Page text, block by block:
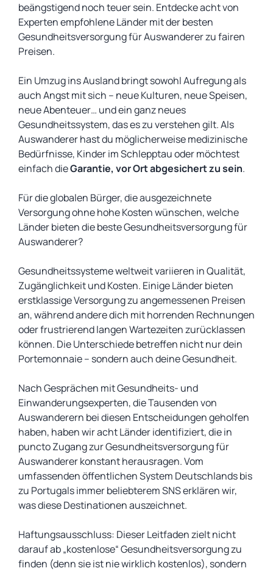
beängstigend noch teuer sein. Entdecke acht von
Experten empfohlene Länder mit der besten
Gesundheitsversorgung für Auswanderer zu fairen
Preisen.
Ein Umzug ins Ausland bringt sowohl Aufregung als
auch Angst mit sich – neue Kulturen, neue Speisen,
neue Abenteuer… und ein ganz neues
Gesundheitssystem, das es zu verstehen gilt. Als
Auswanderer hast du möglicherweise medizinische
Bedürfnisse, Kinder im Schlepptau oder möchtest
einfach dieGarantie, vor Ort abgesichert zu sein.
Für die globalen Bürger, die ausgezeichnete
Versorgung ohne hohe Kosten wünschen, welche
Länder bieten die beste Gesundheitsversorgung für
Auswanderer?
Gesundheitssysteme weltweit variieren in Qualität,
Zugänglichkeit und Kosten. Einige Länder bieten
erstklassige Versorgung zu angemessenen Preisen
an, während andere dich mit horrenden Rechnungen
oder frustrierend langen Wartezeiten zurücklassen
können. Die Unterschiede betreffen nicht nur dein
Portemonnaie – sondern auch deine Gesundheit.
Nach Gesprächen mit Gesundheits- und
Einwanderungsexperten, die Tausenden von
Auswanderern bei diesen Entscheidungen geholfen
haben, haben wir acht Länder identifiziert, die in
puncto Zugang zur Gesundheitsversorgung für
Auswanderer konstant herausragen. Vom
umfassenden öffentlichen System Deutschlands bis
zu Portugals immer beliebterem SNS erklären wir,
was diese Destinationen auszeichnet.
Haftungsausschluss: Dieser Leitfaden zielt nicht
darauf ab „kostenlose“ Gesundheitsversorgung zu
finden (denn sie ist nie wirklich kostenlos), sondern